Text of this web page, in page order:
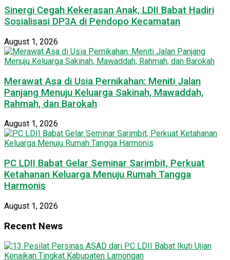
Sinergi Cegah Kekerasan Anak, LDII Babat Hadiri
Sosialisasi DP3A di Pendopo Kecamatan
August 1, 2026
Merawat Asa di Usia Pernikahan: Meniti Jalan
Panjang Menuju Keluarga Sakinah, Mawaddah,
Rahmah, dan Barokah
August 1, 2026
PC LDII Babat Gelar Seminar Sarimbit, Perkuat
Ketahanan Keluarga Menuju Rumah Tangga
Harmonis
August 1, 2026
Recent News